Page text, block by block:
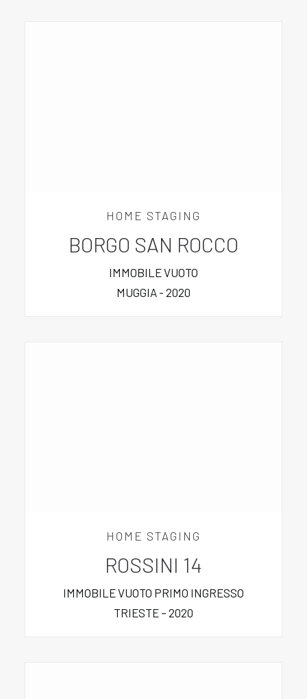
HOME STAGING
BORGO SAN ROCCO
IMMOBILE VUOTO
MUGGIA - 2020
HOME STAGING
ROSSINI 14
IMMOBILE VUOTO PRIMO INGRESSO
TRIESTE – 2020